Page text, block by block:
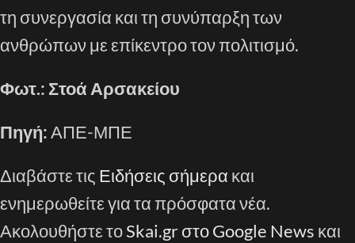
τη συνεργασία και τη συνύπαρξη των
ανθρώπων με επίκεντρο τον πολιτισμό.
Φωτ.: Στοά Αρσακείου
Πηγή:ΑΠΕ-ΜΠΕ
Διαβάστε τις Ειδήσεις σήμερα και
ενημερωθείτε για τα πρόσφατα νέα.
Ακολουθήστε τοSkai.gr στο Google News και